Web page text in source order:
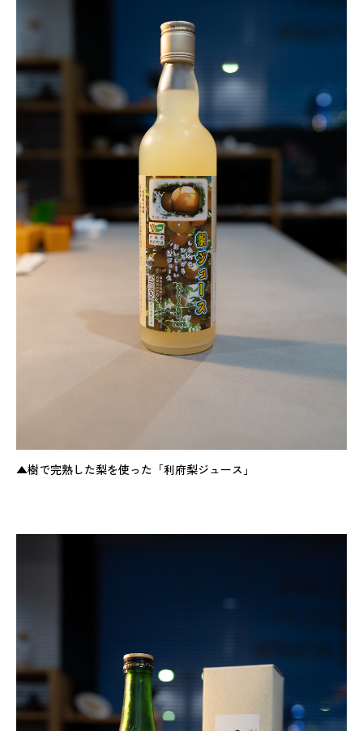
▲樹で完熟した梨を使った「利府梨ジュース」